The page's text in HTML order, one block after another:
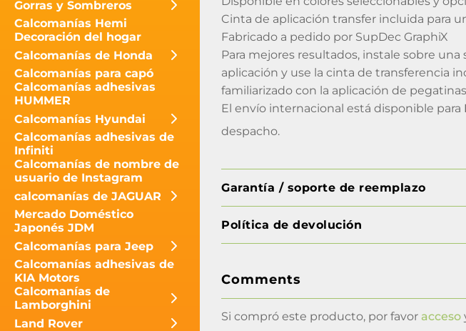
Gorras y Sombreros
Calcomanías Hemi
Decoración del hogar
Calcomanías de Honda
Calcomanías para capó
Calcomanías adhesivas
HUMMER
Calcomanías Hyundai
Calcomanías adhesivas de
Infiniti
Calcomanías de nombre de
usuario de Instagram
calcomanías de JAGUAR
Mercado Doméstico
Japonés JDM
Calcomanías para Jeep
Calcomanías adhesivas de
KIA Motors
Calcomanías de
Lamborghini
Land Rover
Cinta de aplicación transfer incluida para
Fabricado a pedido por SupDec GraphiX
Para mejores resultados, instale sobre
aplicación y use la cinta de transferencia
familiarizado con la aplicación de
El envío internacional está disponible para
despacho.
Garantía / soporte de reemplazo
Política de devolución
Comments
Si compró este producto, por favor acceso